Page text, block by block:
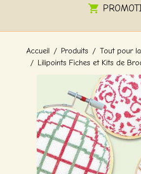
Accueil Produits Tout pour
Lilipoints Fiches et Kits de